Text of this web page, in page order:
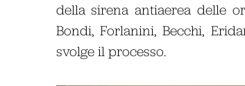
della sirena antiaerea delle
Bondi, Forlanini, Becchi,
svolge il processo.